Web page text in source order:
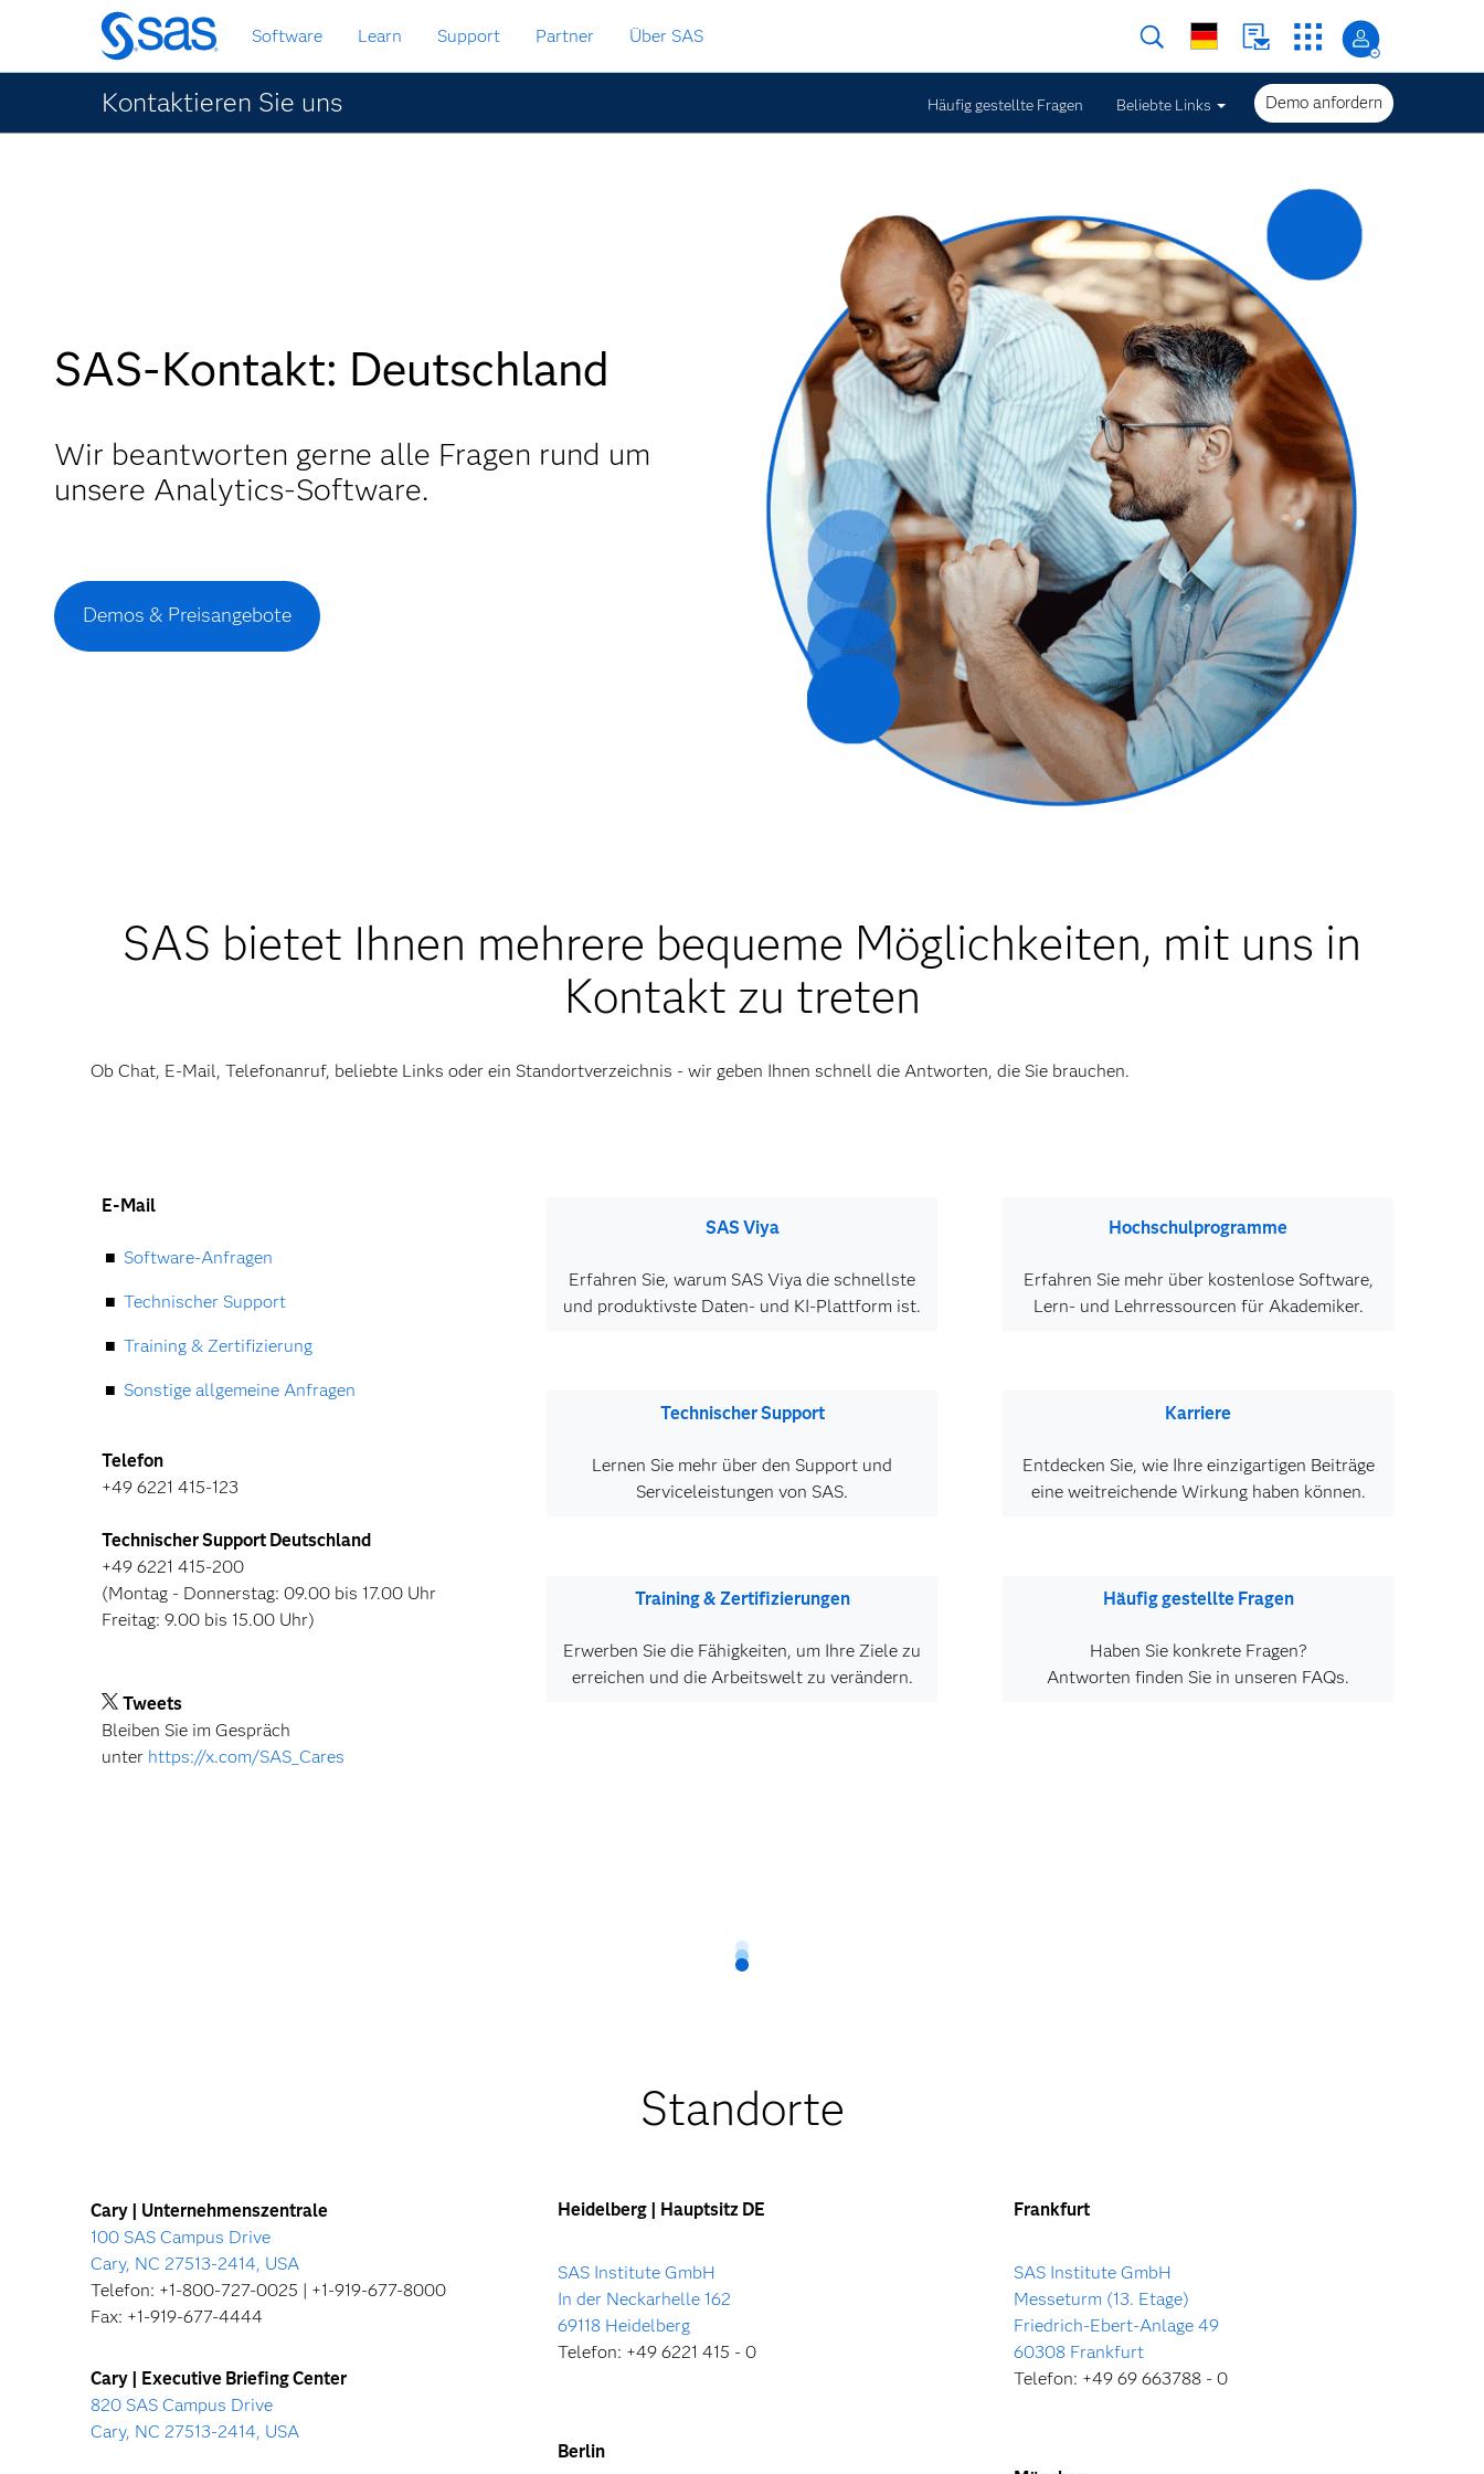
Zurück
zum
Hauptinhalt
Software Learn Support Partner Über SAS
Kontaktieren Sie uns Häufig gestellte Fragen Beliebte Links Demo anfordern
SAS-Kontakt: Deutschland
Wir beantworten gerne alle Fragen rund um
unsere Analytics-Software.
Demos & Preisangebote
SAS bietet Ihnen mehrere bequeme Möglichkeiten, mit uns in
Kontakt zu treten
Ob Chat, E-Mail, Telefonanruf, beliebte Links oder ein Standortverzeichnis - wir geben Ihnen schnell die Antworten, die Sie brauchen.
E-Mail
Software-Anfragen
Technischer Support
Training & Zertifizierung
Sonstige allgemeine Anfragen
Telefon
+49 6221 415-123
Technischer Support Deutschland
+49 6221 415-200
(Montag - Donnerstag: 09.00 bis 17.00 Uhr
Freitag: 9.00 bis 15.00 Uhr)
Tweets
Bleiben Sie im Gespräch
unter https://x.com/SAS_Cares
SAS Viya
Erfahren Sie, warum SAS Viya die schnellste
und produktivste Daten- und KI-Plattform ist.
Technischer Support
Lernen Sie mehr über den Support und
Serviceleistungen von SAS.
Training & Zertifizierungen
Erwerben Sie die Fähigkeiten, um Ihre Ziele zu
erreichen und die Arbeitswelt zu verändern.
Hochschulprogramme
Erfahren Sie mehr über kostenlose Software,
Lern- und Lehrressourcen für Akademiker.
Karriere
Entdecken Sie, wie Ihre einzigartigen Beiträge
eine weitreichende Wirkung haben können.
Häufig gestellte Fragen
Haben Sie konkrete Fragen?
Antworten finden Sie in unseren FAQs.
Standorte
Cary | Unternehmenszentrale
100 SAS Campus Drive
Cary, NC 27513-2414, USA
Telefon: +1-800-727-0025 | +1-919-677-8000
Fax: +1-919-677-4444
Cary | Executive Briefing Center
820 SAS Campus Drive
Cary, NC 27513-2414, USA
Heidelberg | Hauptsitz DE
SAS Institute GmbH
In der Neckarhelle 162
69118 Heidelberg
Telefon: +49 6221 415 - 0
Berlin
Frankfurt
SAS Institute GmbH
Messeturm (13. Etage)
Friedrich-Ebert-Anlage 49
60308 Frankfurt
Telefon: +49 69 663788 - 0